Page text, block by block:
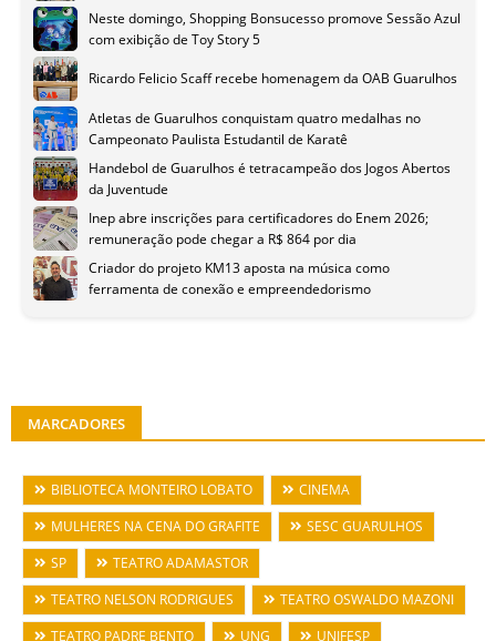
Neste domingo, Shopping Bonsucesso promove Sessão Azul
com exibição de Toy Story 5
Ricardo Felicio Scaff recebe homenagem da OAB Guarulhos
Atletas de Guarulhos conquistam quatro medalhas no
Campeonato Paulista Estudantil de Karatê
Handebol de Guarulhos é tetracampeão dos Jogos Abertos
da Juventude
Inep abre inscrições para certificadores do Enem 2026;
remuneração pode chegar a R$ 864 por dia
Criador do projeto KM13 aposta na música como
ferramenta de conexão e empreendedorismo
MARCADORES
BIBLIOTECA MONTEIRO LOBATO
CINEMA
MULHERES NA CENA DO GRAFITE
SESC GUARULHOS
SP
TEATRO ADAMASTOR
TEATRO NELSON RODRIGUES
TEATRO OSWALDO MAZONI
TEATRO PADRE BENTO
UNG
UNIFESP